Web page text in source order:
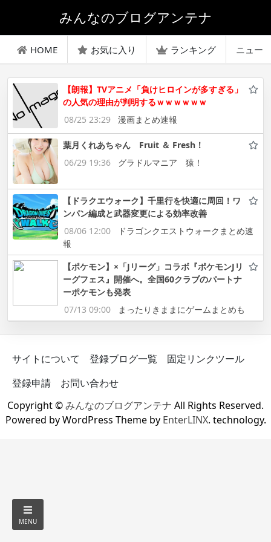
みんなのブログアンテナ
HOME お気に入り ランキング ニュー
【朗報】TVアニメ「負けヒロインが多すぎる」
の人気の理由が判明するｗｗｗｗｗｗ
08/25 23:29
漫画まとめ速報
葉月くれあちゃん Fruit ＆ Fresh！
06/29 19:36
グラドルマニア 猿！
【ドラクエウォーク】千里行を快適に周回！ワ
ンパン編成と武器変更による効率改善
08/06 12:00
ドラゴンクエストウォークまとめ速
報
【ポケモン】×「Jリーグ」コラボ『ポケモンJリ
ーグフェス』開催へ。全国60クラブのパートナ
ーポケモンも発表
07/13 09:00
まったりきままにゲームまとめも
サイトについて 登録ブログ一覧
固定リンクツール
登録申請
お問い合わせ
Copyright ©みんなのブログアンテナ All Rights Reserved.
Powered by WordPress Theme by EnterLINX. technology.
MENU